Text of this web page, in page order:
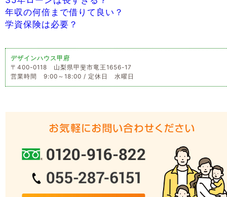
年収の何倍まで借りて良い？
学資保険は必要？
デザインハウス甲府
〒400-0118 山梨県甲斐市竜王1656-17
営業時間 9:00～18:00 / 定休日 水曜日